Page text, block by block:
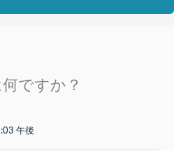
ですか？
午後